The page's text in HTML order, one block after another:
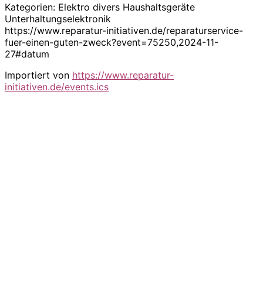
Kategorien: Elektro divers Haushaltsgeräte
Unterhaltungselektronik
https://www.reparatur-initiativen.de/reparaturservice-
fuer-einen-guten-zweck?event=75250,2024-11-
27#datum
Importiert von https://www.reparatur-
initiativen.de/events.ics